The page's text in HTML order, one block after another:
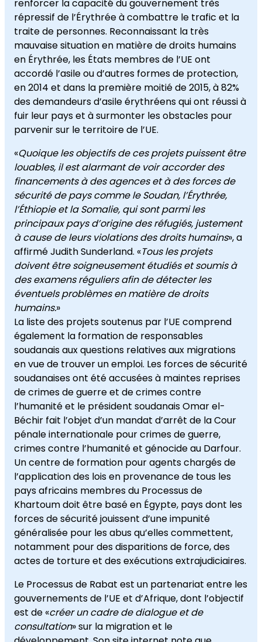
renforcer la capacité du gouvernement très
répressif de l’Érythrée à combattre le trafic et la
traite de personnes. Reconnaissant la très
mauvaise situation en matière de droits humains
en Érythrée, les États membres de l’UE ont
accordé l’asile ou d’autres formes de protection,
en 2014 et dans la première moitié de 2015, à 82%
des demandeurs d’asile érythréens qui ont réussi à
fuir leur pays et à surmonter les obstacles pour
parvenir sur le territoire de l’UE.
«Quoique les objectifs de ces projets puissent être
louables, il est alarmant de voir accorder des
financements à des agences et à des forces de
sécurité de pays comme le Soudan, l’Érythrée,
l’Éthiopie et la Somalie, qui sont parmi les
principaux pays d’origine des réfugiés, justement
à cause de leurs violations des droits humains», a
affirmé Judith Sunderland. «Tous les projets
doivent être soigneusement étudiés et soumis à
des examens réguliers afin de détecter les
éventuels problèmes en matière de droits
humains.»
La liste des projets soutenus par l’UE comprend
également la formation de responsables
soudanais aux questions relatives aux migrations
en vue de trouver un emploi. Les forces de sécurité
soudanaises ont été accusées à maintes reprises
de crimes de guerre et de crimes contre
l’humanité et le président soudanais Omar el-
Béchir fait l’objet d’un mandat d’arrêt de la Cour
pénale internationale pour crimes de guerre,
crimes contre l’humanité et génocide au Darfour.
Un centre de formation pour agents chargés de
l’application des lois en provenance de tous les
pays africains membres du Processus de
Khartoum doit être basé en Égypte, pays dont les
forces de sécurité jouissent d’une impunité
généralisée pour les abus qu’elles commettent,
notamment pour des disparitions de force, des
actes de torture et des exécutions extrajudiciaires.
Le Processus de Rabat est un partenariat entre les
gouvernements de l’UE et d’Afrique, dont l’objectif
est de «créer un cadre de dialogue et de
consultation» sur la migration et le